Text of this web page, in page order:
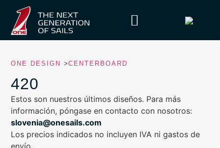
ONE DESIGN >CENTERBOARD
420
Estos son nuestros últimos diseños. Para más
información, póngase en contacto con nosotros:
slovenia@onesails.com
Los precios indicados no incluyen IVA ni gastos de
envío.